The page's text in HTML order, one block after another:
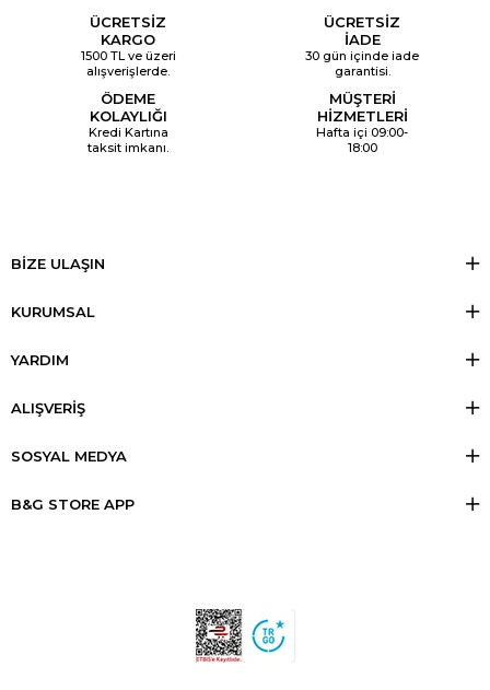
ÜCRETSİZ
KARGO
1500 TL ve üzeri
alışverişlerde.
ÜCRETSİZ
İADE
30 gün içinde iade
garantisi.
ÖDEME
KOLAYLIĞI
Kredi Kartına
taksit imkanı.
MÜŞTERİ
HİZMETLERİ
Hafta içi 09:00-
18:00
BİZE ULAŞIN
KURUMSAL
YARDIM
ALIŞVERİŞ
SOSYAL MEDYA
B&G STORE APP